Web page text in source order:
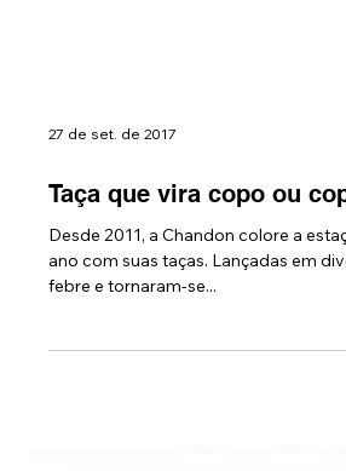
Taça que vira copo ou
Desde 2011, a Chandon colore a
ano com suas taças. Lançadas em